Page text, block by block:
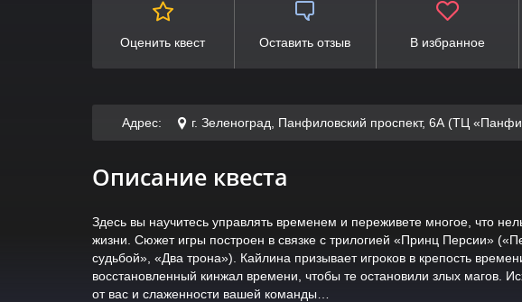
Оценить квест Оставить отзыв В избранное
Адрес: г. Зеленоград, Панфиловский проспект, 6А (ТЦ
Описание квеста
Здесь вы научитесь управлять временем и переживете многое, что
жизни. Сюжет игры построен в связке с трилогией «Принц Персии»
судьбой», «Два трона»). Кайлина призывает игроков в крепость
восстановленный кинжал времени, чтобы те остановили злых магов.
от вас и слаженности вашей команды…